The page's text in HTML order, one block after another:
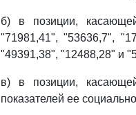
б) в позиции,
"71981,41", "53636,7",
"49391,38", "12488,28" и
в) в позиции,
показателей ее